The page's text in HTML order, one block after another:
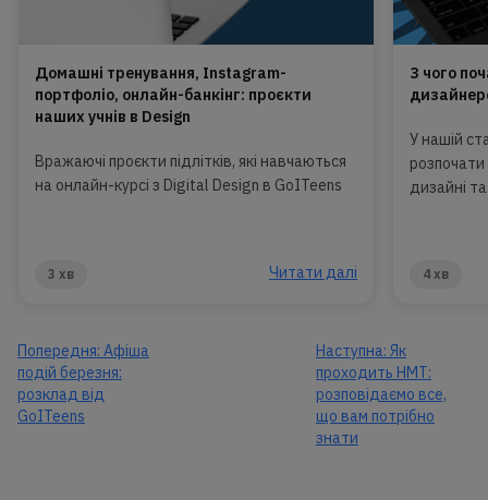
Домашні тренування, Instagram-
портфоліо, онлайн-банкінг: проєкти
наших учнів в Design
Вражаючі проєкти підлітків, які навчаються
на онлайн-курсі з Digital Design в GoITeens
3 хв Читати далі
З чого
У нашій
дизайні
4 хв
Попередня: Афіша
подій березня:
розклад від
GoITeens
Наступна: Як
проходить НМТ:
розповідаємо все,
що вам потрібно
знати